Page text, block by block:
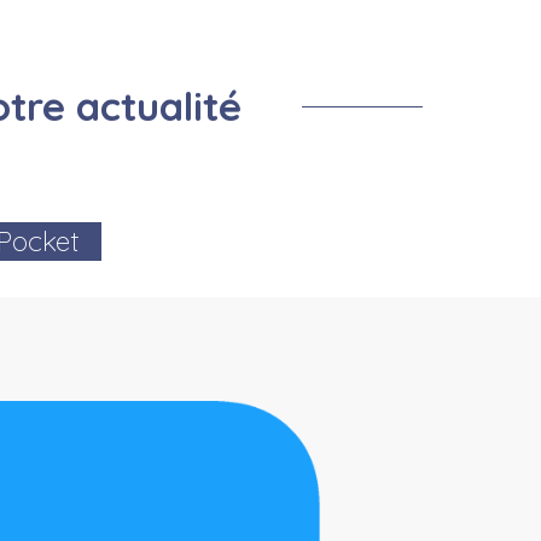
actualité